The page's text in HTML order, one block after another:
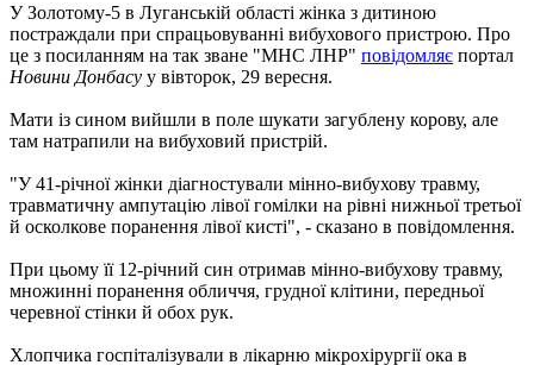
У Золотому-5 в Луганській області жінка з дитиною
постраждали при спрацьовуванні вибухового пристрою. Про
це з посиланням на так зване "МНС ЛНР" повідомляє портал
Новини Донбасу у вівторок, 29 вересня.
Мати із сином вийшли в поле шукати загублену корову, але
там натрапили на вибуховий пристрій.
"У 41-річної жінки діагностували мінно-вибухову травму,
травматичну ампутацію лівої гомілки на рівні нижньої третьої
й осколкове поранення лівої кисті", - сказано в повідомлення.
При цьому її 12-річний син отримав мінно-вибухову травму,
множинні поранення обличчя, грудної клітини, передньої
черевної стінки й обох рук.
Хлопчика госпіталізували в лікарню мікрохірургії ока в